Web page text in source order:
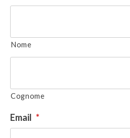
Nome
Cognome
Email *